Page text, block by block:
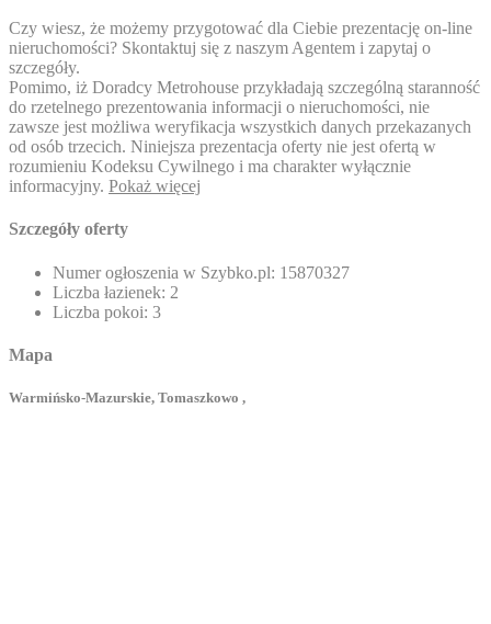
Czy wiesz, że możemy przygotować dla Ciebie prezentację on-line
nieruchomości? Skontaktuj się z naszym Agentem i zapytaj o
szczegóły.
Pomimo, iż Doradcy Metrohouse przykładają szczególną staranność
do rzetelnego prezentowania informacji o nieruchomości, nie
zawsze jest możliwa weryfikacja wszystkich danych przekazanych
od osób trzecich. Niniejsza prezentacja oferty nie jest ofertą w
rozumieniu Kodeksu Cywilnego i ma charakter wyłącznie
informacyjny. Pokaż więcej
Szczegóły oferty
Numer ogłoszenia w Szybko.pl: 15870327
Liczba łazienek: 2
Liczba pokoi: 3
Mapa
Warmińsko-Mazurskie, Tomaszkowo ,